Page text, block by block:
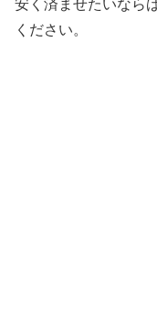
安く済ませたいなら
ください。